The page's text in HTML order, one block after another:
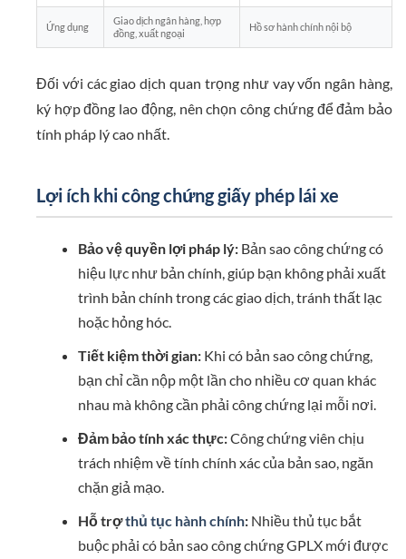
Ứng dụng
Giao dịch ngân hàng, hợp
đồng, xuất ngoại
Hồ sơ hành chính nội bộ
Đối với các giao dịch quan trọng như vay vốn ngân hàng,
ký hợp đồng lao động, nên chọn công chứng để đảm bảo
tính pháp lý cao nhất.
Lợi ích khi công chứng giấy phép lái xe
Bảo vệ quyền lợi pháp lý:Bản sao công chứng có
hiệu lực như bản chính, giúp bạn không phải xuất
trình bản chính trong các giao dịch, tránh thất lạc
hoặc hỏng hóc.
Tiết kiệm thời gian:Khi có bản sao công chứng,
bạn chỉ cần nộp một lần cho nhiều cơ quan khác
nhau mà không cần phải công chứng lại mỗi nơi.
Đảm bảo tính xác thực:Công chứng viên chịu
trách nhiệm về tính chính xác của bản sao, ngăn
chặn giả mạo.
Hỗ trợthủ tục hành chính:Nhiều thủ tục bắt
buộc phải có bản sao công chứng GPLX mới được